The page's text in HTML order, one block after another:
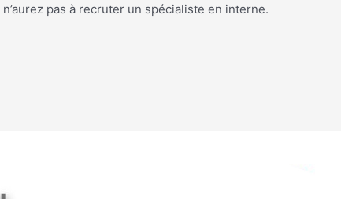
pas à recruter un spécialiste en interne.